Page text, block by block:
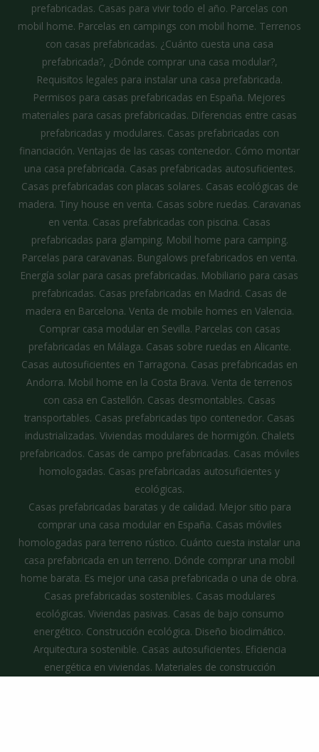
prefabricadas. Casas para vivir todo el año. Parcelas con
mobil home. Parcelas en campings con mobil home. Terrenos
con casas prefabricadas. ¿Cuánto cuesta una casa
prefabricada?, ¿Dónde comprar una casa modular?,
Requisitos legales para instalar una casa prefabricada.
Permisos para casas prefabricadas en España. Mejores
materiales para casas prefabricadas. Diferencias entre casas
prefabricadas y modulares. Casas prefabricadas con
financiación. Ventajas de las casas contenedor. Cómo montar
una casa prefabricada. Casas prefabricadas autosuficientes.
Casas prefabricadas con placas solares. Casas ecológicas de
madera. Tiny house en venta. Casas sobre ruedas. Caravanas
en venta. Casas prefabricadas con piscina. Casas
prefabricadas para glamping. Mobil home para camping.
Parcelas para caravanas. Bungalows prefabricados en venta.
Energía solar para casas prefabricadas. Mobiliario para casas
prefabricadas. Casas prefabricadas en Madrid. Casas de
madera en Barcelona. Venta de mobile homes en Valencia.
Comprar casa modular en Sevilla. Parcelas con casas
prefabricadas en Málaga. Casas sobre ruedas en Alicante.
Casas autosuficientes en Tarragona. Casas prefabricadas en
Andorra. Mobil home en la Costa Brava. Venta de terrenos
con casa en Castellón. Casas desmontables. Casas
transportables. Casas prefabricadas tipo contenedor. Casas
industrializadas. Viviendas modulares de hormigón. Chalets
prefabricados. Casas de campo prefabricadas. Casas móviles
homologadas. Casas prefabricadas autosuficientes y
ecológicas.
Casas prefabricadas baratas y de calidad. Mejor sitio para
comprar una casa modular en España. Casas móviles
homologadas para terreno rústico. Cuánto cuesta instalar una
casa prefabricada en un terreno. Dónde comprar una mobil
home barata. Es mejor una casa prefabricada o una de obra.
Casas prefabricadas sostenibles. Casas modulares
ecológicas. Viviendas pasivas. Casas de bajo consumo
energético. Construcción ecológica. Diseño bioclimático.
Arquitectura sostenible. Casas autosuficientes. Eficiencia
energética en viviendas. Materiales de construcción